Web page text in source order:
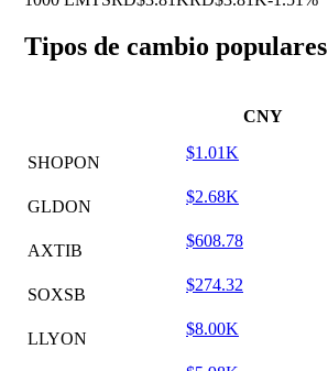
Tipos de cambio populares
CNY
SHOPON
$1.01K
GLDON
$2.68K
AXTIB
$608.78
SOXSB
$274.32
LLYON
$8.00K